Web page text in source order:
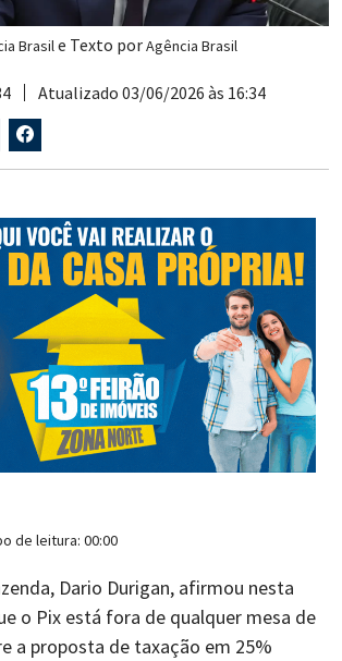
Brasile Texto porAgência Brasil
Atualizado 03/06/2026 às 16:34
de leitura: 00:00
Dario Durigan, afirmou nesta
o Pix está fora de qualquer mesa de
a proposta de taxação em 25%